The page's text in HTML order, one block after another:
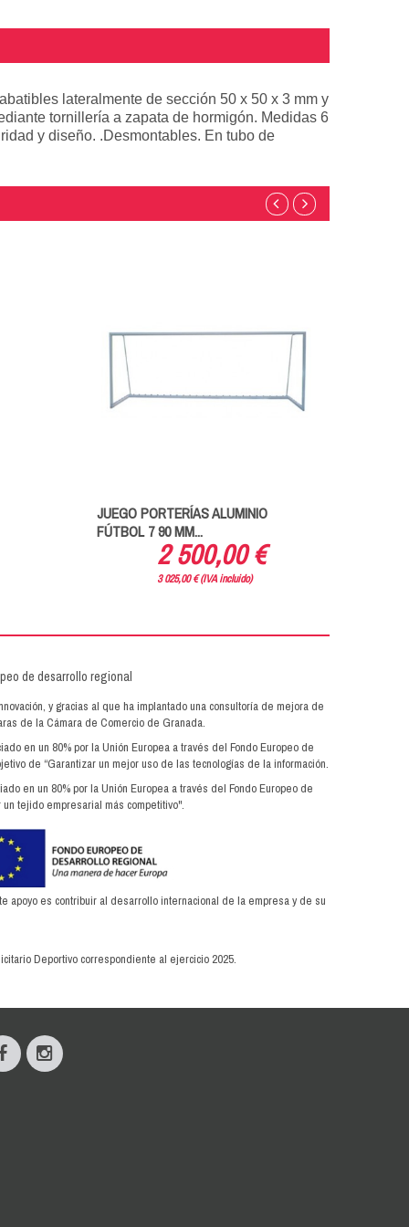
lateralmente de sección 50 x 50 x 3 mm y
tornillería a zapata de hormigón. Medidas 6
y diseño. .Desmontables. En tubo de
JUEGO PORTERÍAS ALUMINIO
FÚTBOL 7 90 MM...
2 500,00 €
3 025,00 € (IVA incluido)
y gracias al que ha implantado una consultoría de mejora de
de la Cámara de Comercio de Granada.
en un 80% por la Unión Europea a través del Fondo Europeo de
de “Garantizar un mejor uso de las tecnologías de la información.
en un 80% por la Unión Europea a través del Fondo Europeo de
tejido empresarial más competitivo".
apoyo es contribuir al desarrollo internacional de la empresa y de su
Deportivo correspondiente al ejercicio 2025.